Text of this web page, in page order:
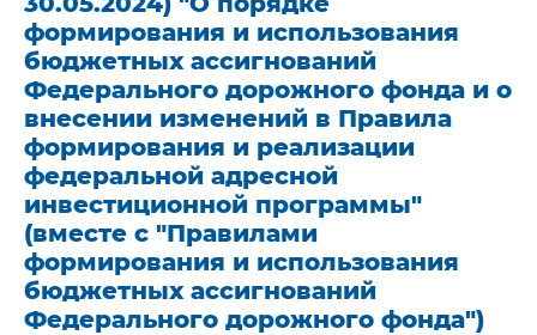
формирования и использования
бюджетных ассигнований
Федерального дорожного фонда и о
внесении изменений в Правила
формирования и реализации
федеральной адресной
инвестиционной программы"
(вместе с "Правилами
формирования и использования
бюджетных ассигнований
Федерального дорожного фонда")